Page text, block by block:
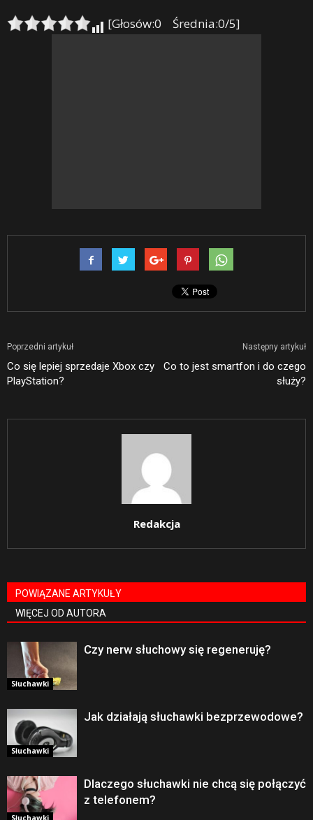
[Głosów:0 Średnia:0/5]
Poprzedni artykuł
Co się lepiej sprzedaje Xbox czy
PlayStation?
Następny artykuł
Co to jest smartfon i do czego
służy?
Redakcja
POWIĄZANE ARTYKUŁY
WIĘCEJ OD AUTORA
Słuchawki
Czy nerw słuchowy się regeneruję?
Słuchawki
Jak działają słuchawki bezprzewodowe?
Słuchawki
Dlaczego słuchawki nie chcą się połączyć
z telefonem?